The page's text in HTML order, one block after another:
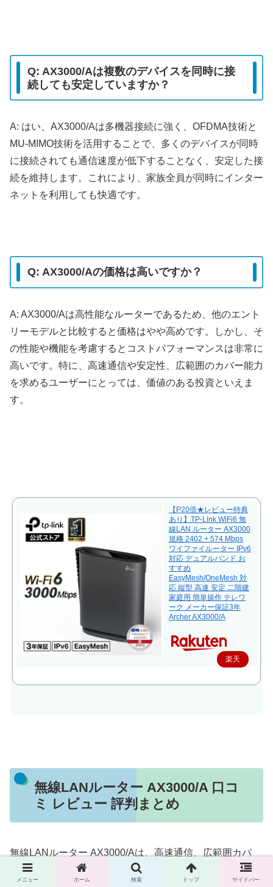
Q: AX3000/Aは複数のデバイスを同時に接
続しても安定していますか？
A: はい、AX3000/Aは多機器接続に強く、OFDMA技術と
MU-MIMO技術を活用することで、多くのデバイスが同時
に接続されても通信速度が低下することなく、安定した接
続を維持します。これにより、家族全員が同時にインター
ネットを利用しても快適です。
Q: AX3000/Aの価格は高いですか？
A: AX3000/Aは高性能なルーターであるため、他のエント
リーモデルと比較すると価格はやや高めです。しかし、そ
の性能や機能を考慮するとコストパフォーマンスは非常に
高いです。特に、高速通信や安定性、広範囲のカバー能力
を求めるユーザーにとっては、価値のある投資といえま
す。
【P20倍★レビュー特典
あり】TP-Link WiFi6 無
線LAN ルーター AX3000
規格 2402 + 574 Mbps
ワイファイルーター IPv6
対応 デュアルバンド お
すすめ
EasyMesh/OneMesh 対
応 縦型 高速 安定 二階建
家庭用 簡単操作 テレワ
ーク メーカー保証3年
Archer AX3000/A
楽天
無線LANルーター AX3000/A 口コ
ミ レビュー 評判まとめ
無線LANルーター AX3000/Aは、高速通信、広範囲カバ
ー、多機器接続に対応した優れた性能を持つルーターで
メニュー ホーム 検索 トップ サイドバー